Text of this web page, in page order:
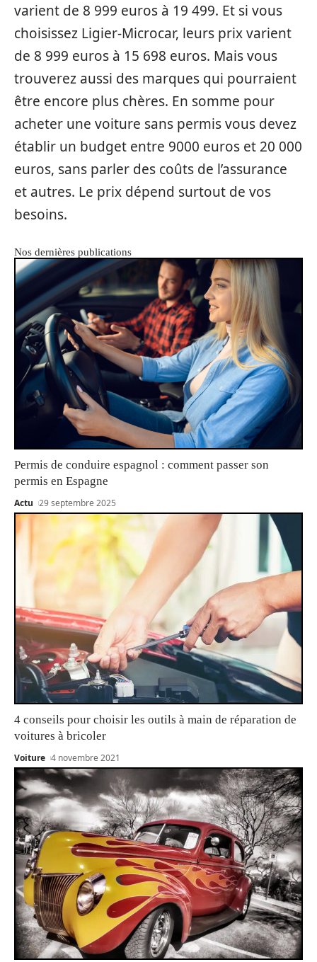
varient de 8 999 euros à 19 499. Et si vous
choisissez Ligier-Microcar, leurs prix varient
de 8 999 euros à 15 698 euros. Mais vous
trouverez aussi des marques qui pourraient
être encore plus chères. En somme pour
acheter une voiture sans permis vous devez
établir un budget entre 9000 euros et 20 000
euros, sans parler des coûts de l’assurance
et autres. Le prix dépend surtout de vos
besoins.
Nos dernières publications
Permis de conduire espagnol : comment passer son
permis en Espagne
Actu 29 septembre 2025
4 conseils pour choisir les outils à main de réparation de
voitures à bricoler
Voiture 4 novembre 2021